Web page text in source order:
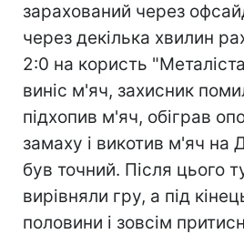
зарахований через
через декілька хвилин
2:0 на користь
виніс м'яч, захисник
підхопив м'яч, обіграв
замаху і викотив м'яч на
був точний. Після цього
вирівняли гру, а під
половини і зовсім